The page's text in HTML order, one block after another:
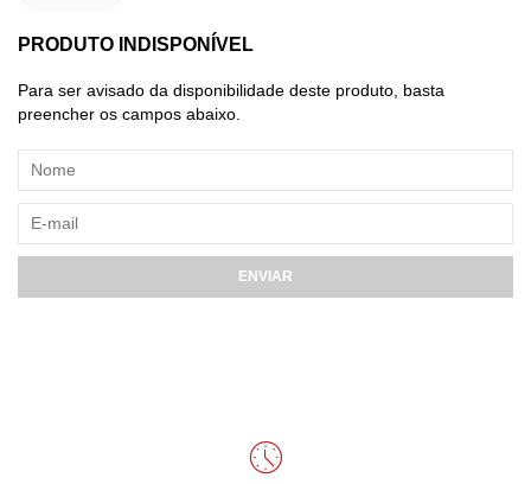
PRODUTO INDISPONÍVEL
Para ser avisado da disponibilidade deste produto, basta
preencher os campos abaixo.
ENVIAR